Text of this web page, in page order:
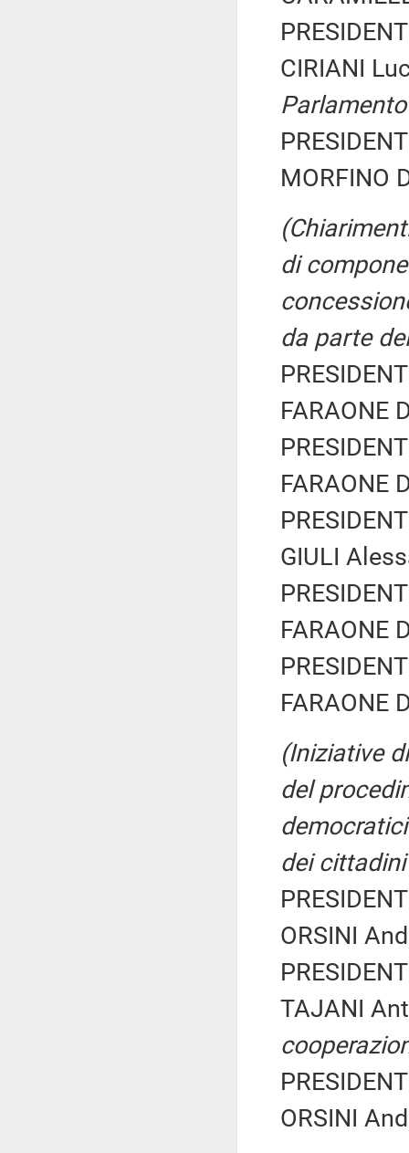
CIRIANI
Parlamento
MORFINO
di
da parte
FARAONE
FARAONE
GIULI
FARAONE
FARAONE
(Iniziative
del
dei
ORSINI
TAJANI
ORSINI